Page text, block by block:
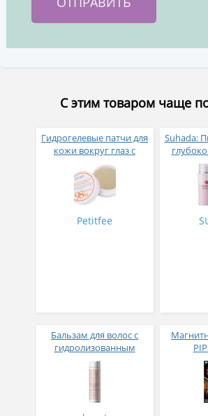
С этим товаром чаще
Гидрогелевые патчи для
кожи вокруг глаз с
коллагеном и
коэнзимом Q10
Petitfee
Suhada:
Бальзам для волос с
гидролизованным
шелком от выпадения
волос S-HEART-S 300 мл